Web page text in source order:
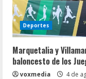
Deportes
Marquetalia y
baloncesto de los
voxmedia 4 de